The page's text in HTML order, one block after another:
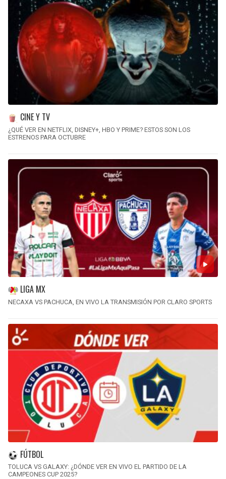
CINE Y TV
¿QUÉ VER EN NETFLIX, DISNEY+, HBO Y PRIME? ESTOS SON LOS
ESTRENOS PARA OCTUBRE
LIGA MX
NECAXA VS PACHUCA, EN VIVO LA TRANSMISIÓN POR CLARO SPORTS
FÚTBOL
TOLUCA VS GALAXY: ¿DÓNDE VER EN VIVO EL PARTIDO DE LA
CAMPEONES CUP 2025?